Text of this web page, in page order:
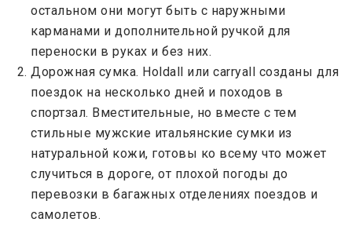
остальном они могут быть с наружными
карманами и дополнительной ручкой для
переноски в руках и без них.
Дорожная сумка. Holdall или carryall созданы для
поездок на несколько дней и походов в
спортзал. Вместительные, но вместе с тем
стильные мужские итальянские сумки из
натуральной кожи, готовы ко всему что может
случиться в дороге, от плохой погоды до
перевозки в багажных отделениях поездов и
самолетов.